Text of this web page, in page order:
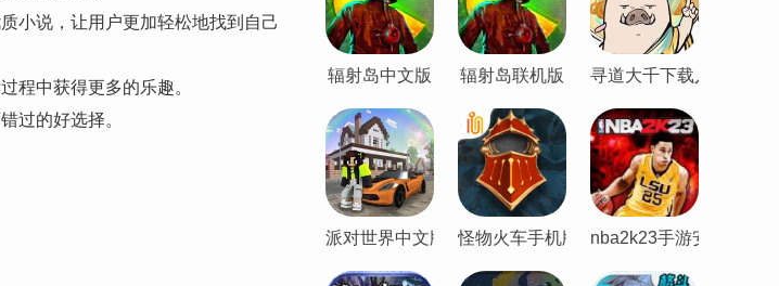
小说，让用户更加轻松地找到自己
程中获得更多的乐趣。
过的好选择。
辐射岛中文版 辐射岛联机版 寻道大千下载入口
派对世界中文版 怪物火车手机版 nba2k23手游安卓直装版